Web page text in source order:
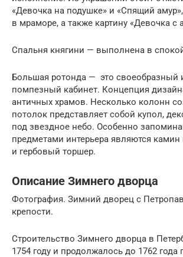
«Девочка на подушке» и «Спящий
в мраморе, а также картину «Девочка с
Спальня княгини — выполнена в
Большая ротонда — это своеобразный
помпезный кабинет. Концепция
античных храмов. Несколько колонн
потолок представляет собой купол,
под звездное небо. Особенно
предметами интерьера являются камин
и гербовый торшер.
Описание Зимнего дворца
Фотография. Зимний дворец с
крепости.
Строительство Зимнего дворца в
1754 году и продолжалось до 1762 года